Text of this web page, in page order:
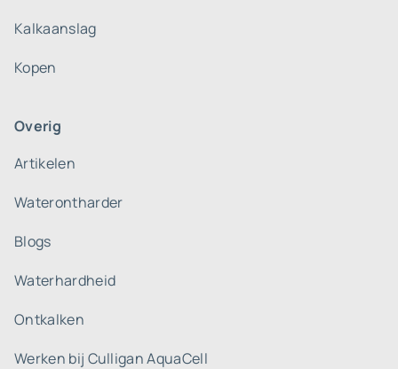
Kalkaanslag
Kopen
Overig
Artikelen
Waterontharder
Blogs
Waterhardheid
Ontkalken
Werken bij Culligan AquaCell